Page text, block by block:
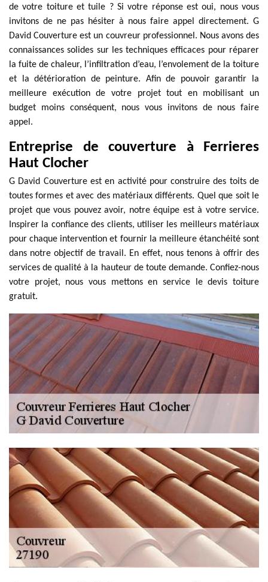
de votre toiture et tuile ? Si votre réponse est oui, nous vous
invitons de ne pas hésiter à nous faire appel directement. G
David Couverture est un couvreur professionnel. Nous avons des
connaissances solides sur les techniques efficaces pour réparer
la fuite de chaleur, l’infiltration d’eau, l’envolement de la toiture
et la détérioration de peinture. Afin de pouvoir garantir la
meilleure exécution de votre projet tout en mobilisant un
budget moins conséquent, nous vous invitons de nous faire
appel.
Entreprise de couverture à Ferrieres
Haut Clocher
G David Couverture est en activité pour construire des toits de
toutes formes et avec des matériaux différents. Quel que soit le
projet que vous pouvez avoir, notre équipe est à votre service.
Inspirer la confiance des clients, utiliser les meilleurs matériaux
pour chaque intervention et fournir la meilleure étanchéité sont
dans notre objectif de travail. En effet, nous tenons à offrir des
services de qualité à la hauteur de toute demande. Confiez-nous
votre projet, nous vous mettons en service le devis toiture
gratuit.